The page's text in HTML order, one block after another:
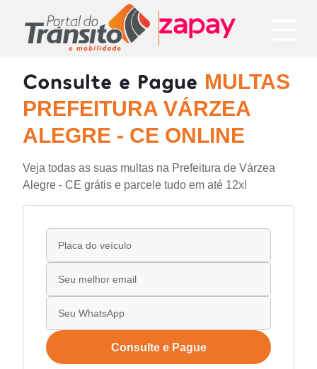
Consulte e Pague MULTAS
PREFEITURA VÁRZEA
ALEGRE - CE ONLINE
Veja todas as suas multas na Prefeitura de Várzea
Alegre - CE grátis e parcele tudo em até 12x!
Consulte e Pague